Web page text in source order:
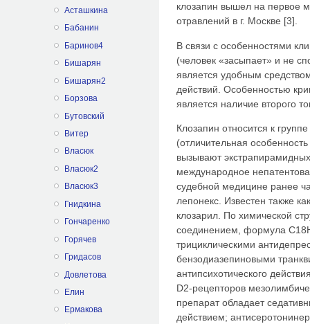
Асташкина
Бабанин
Баринов4
Бишарян
Бишарян2
Борзова
Бутовский
Витер
Власюк
Власюк2
Власюк3
Гнидкина
Гончаренко
Горячев
Гридасов
Довлетова
Елин
Ермакова
клозапин вышел на первое
отравлений в г. Москве [3].
В связи с особенностями
(человек «засыпает» и не
является удобным
действий. Особенностью
является наличие второго
Клозапин относится к
(отличительная
вызывают
международное
судебной медицине ранее
лепонекс. Известен также
клозарил. По химической
соединением, формула
трициклическими
бензодиазепиновыми
антипсихотического
D2-рецепторов
препарат обладает
действием;